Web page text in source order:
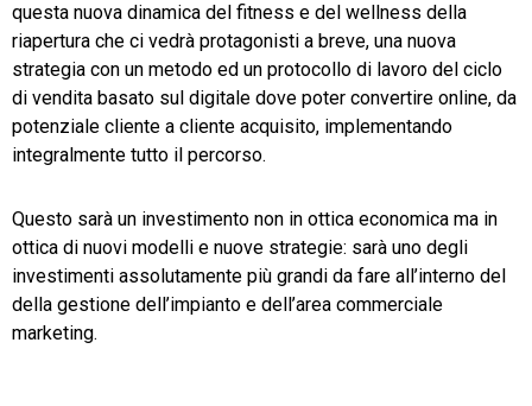
questa nuova dinamica del fitness e del wellness della
riapertura che ci vedrà protagonisti a breve, una nuova
strategia con un metodo ed un protocollo di lavoro del ciclo
di vendita basato sul digitale dove poter convertire online, da
potenziale cliente a cliente acquisito, implementando
integralmente tutto il percorso.
Questo sarà un investimento non in ottica economica ma in
ottica di nuovi modelli e nuove strategie: sarà uno degli
investimenti assolutamente più grandi da fare all’interno del
della gestione dell’impianto e dell’area commerciale
marketing.